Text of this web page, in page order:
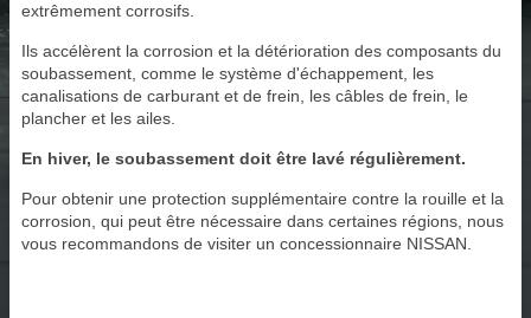
extrêmement corrosifs.
Ils accélèrent la corrosion et la détérioration des composants du
soubassement, comme le système d'échappement, les
canalisations de carburant et de frein, les câbles de frein, le
plancher et les ailes.
En hiver, le soubassement doit être lavé régulièrement.
Pour obtenir une protection supplémentaire contre la rouille et la
corrosion, qui peut être nécessaire dans certaines régions, nous
vous recommandons de visiter un concessionnaire NISSAN.